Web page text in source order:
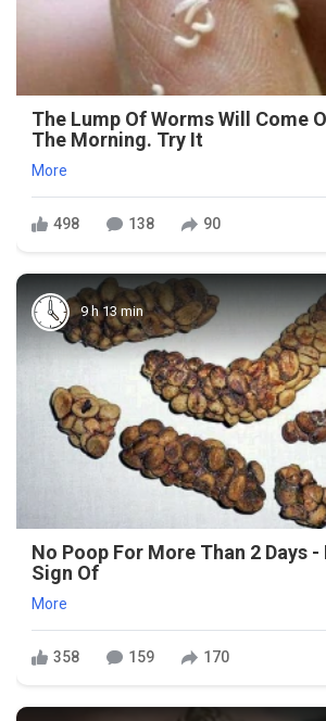
The Lump Of Worms Will Come
The Morning. Try It
More
498 138 90
9 h 13 min
No Poop For More Than 2 Days
Sign Of
More
358 159 170